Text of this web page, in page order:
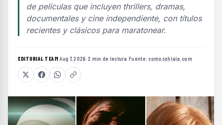
de películas que incluyen thrillers, dramas,
documentales y cine independiente, con títulos
recientes y clásicos para maratonear.
EDITORIAL TEAM·Aug 7, 2026 ·2 min de lectura ·Fuente: somosohlala.com